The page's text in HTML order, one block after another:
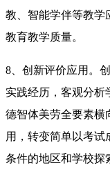
教、智能学伴等教学
教育教学质量。
8、创新评价应用。
实践经历，客观分析
德智体美劳全要素横
用，转变简单以考
条件的地区和学校探